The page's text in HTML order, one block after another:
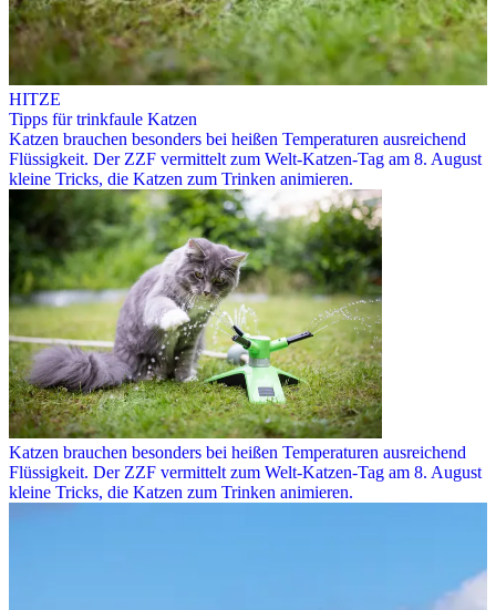
HITZE
Tipps für trinkfaule Katzen
Katzen brauchen besonders bei heißen Temperaturen ausreichend
Flüssigkeit. Der ZZF vermittelt zum Welt-Katzen-Tag am 8. August
kleine Tricks, die Katzen zum Trinken animieren.
Katzen brauchen besonders bei heißen Temperaturen ausreichend
Flüssigkeit. Der ZZF vermittelt zum Welt-Katzen-Tag am 8. August
kleine Tricks, die Katzen zum Trinken animieren.